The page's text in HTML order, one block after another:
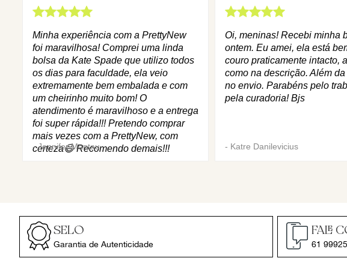
Minha experiência com a PrettyNew
foi maravilhosa! Comprei uma linda
bolsa da Kate Spade que utilizo todos
os dias para faculdade, ela veio
extremamente bem embalada e com
um cheirinho muito bom! O
atendimento é maravilhoso e a entrega
foi super rápida!!! Pretendo comprar
mais vezes com a PrettyNew, com
certeza😄 Recomendo demais!!!
-Jennifer Mantau
Oi, meninas! Recebi minha
ontem. Eu amei, ela está
couro praticamente intacto,
como na descrição. Além
no envio. Parabéns pelo
pela curadoria! Bjs
- Katre Danilevicius
SELO
Garantia de Autenticidade
FALE
61